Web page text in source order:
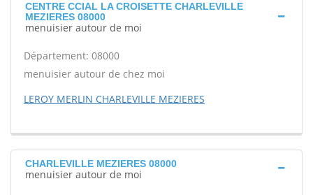
CENTRE CCIAL LA CROISETTE CHARLEVILLE
MEZIERES 08000
menuisier autour de moi
Département: 08000
menuisier autour de chez moi
LEROY MERLIN CHARLEVILLE MEZIERES
CHARLEVILLE MEZIERES 08000
menuisier autour de moi